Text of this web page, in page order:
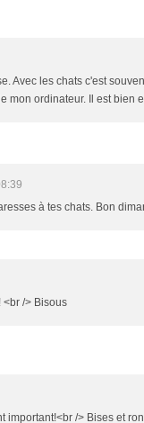
Avec les chats c'est
mon ordinateur. Il est bien
à tes chats. Bon
<br /> Bisous
important!<br /> Bises et